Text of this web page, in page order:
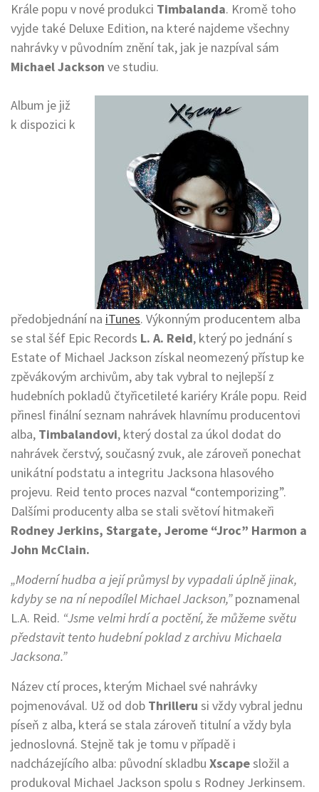
Krále popu v nové produkci Timbalanda. Kromě toho
vyjde také Deluxe Edition, na které najdeme všechny
nahrávky v původním znění tak, jak je nazpíval sám
Michael Jackson ve studiu.
Album je již
k dispozici k
předobjednání na iTunes. Výkonným producentem alba
se stal šéf Epic Records L. A. Reid, který po jednání s
Estate of Michael Jackson získal neomezený přístup ke
zpěvákovým archivům, aby tak vybral to nejlepší z
hudebních pokladů čtyřicetileté kariéry Krále popu. Reid
přinesl finální seznam nahrávek hlavnímu producentovi
alba, Timbalandovi, který dostal za úkol dodat do
nahrávek čerstvý, současný zvuk, ale zároveň ponechat
unikátní podstatu a integritu Jacksona hlasového
projevu. Reid tento proces nazval “contemporizing”.
Dalšími producenty alba se stali světoví hitmakeři
Rodney Jerkins, Stargate, Jerome “Jroc” Harmon a
John McClain.
„Moderní hudba a její průmysl by vypadali úplně jinak,
kdyby se na ní nepodílel Michael Jackson,”poznamenal
L.A. Reid. “Jsme velmi hrdí a poctění, že můžeme světu
představit tento hudební poklad z archivu Michaela
Jacksona.”
Název ctí proces, kterým Michael své nahrávky
pojmenovával. Už od dob Thrilleru si vždy vybral jednu
píseň z alba, která se stala zároveň titulní a vždy byla
jednoslovná. Stejně tak je tomu v případě i
nadcházejícího alba: původní skladbu Xscapesložil a
produkoval Michael Jackson spolu s Rodney Jerkinsem.